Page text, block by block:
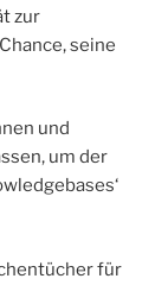
zur
seine
und
um der
für